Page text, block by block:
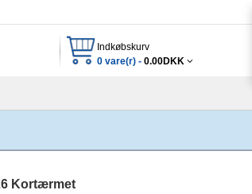
Indkøbskurv
0 vare(r) - 0.00DKK
Kortærmet